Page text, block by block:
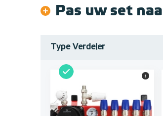
Pas uw set
Type Verdeler
i